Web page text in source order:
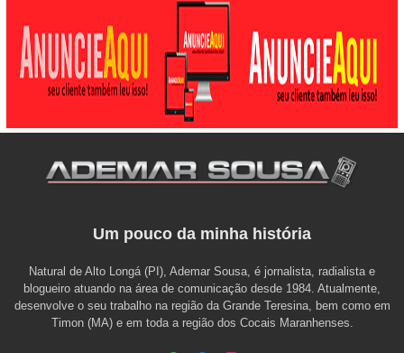
Um pouco da minha história
Natural de Alto Longá (PI), Ademar Sousa, é jornalista, radialista e
blogueiro atuando na área de comunicação desde 1984. Atualmente,
desenvolve o seu trabalho na região da Grande Teresina, bem como em
Timon (MA) e em toda a região dos Cocais Maranhenses.